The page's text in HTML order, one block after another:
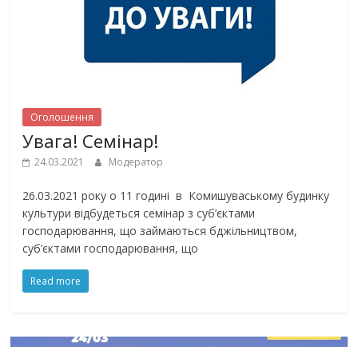
Оголошення
Увага! Семінар!
24.03.2021 Модератор
26.03.2021 року о 11 годині в Комишуваському будинку
культури відбудеться семінар з суб’єктами
господарювання, що займаються бджільництвом,
суб’єктами господарювання, що
Read more